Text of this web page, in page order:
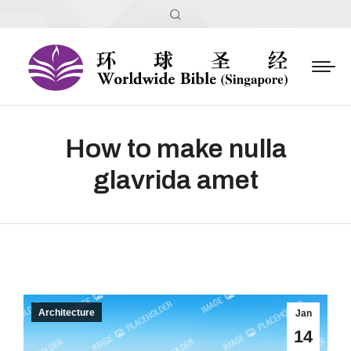
How to make nulla
glavrida amet
Jan
14
Architecture